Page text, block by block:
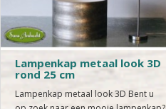
Lampenkap metaal look 3D
rond 25 cm
Lampenkap metaal look 3D Bent u